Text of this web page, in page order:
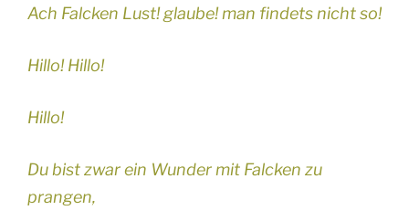
Ach Falcken Lust! glaube! man findets nicht so!
Hillo! Hillo!
Hillo!
Du bist zwar ein Wunder mit Falcken zu
prangen,